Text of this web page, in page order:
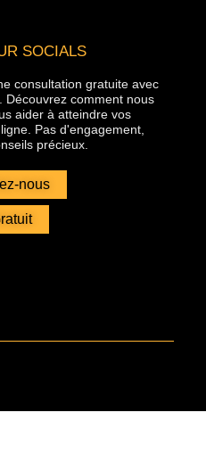
SOCIALS
consultation gratuite avec
Découvrez comment nous
aider à atteindre vos
Pas d'engagement,
précieux.
nous